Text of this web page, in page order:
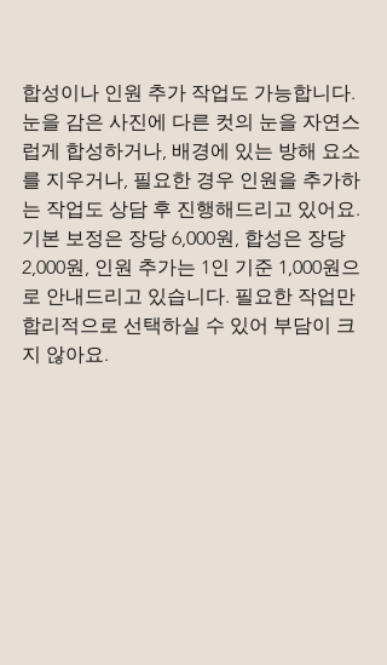
합성이나 인원 추가 작업도 가능합니다.
눈을 감은 사진에 다른 컷의 눈을 자연스
럽게 합성하거나, 배경에 있는 방해 요소
를 지우거나, 필요한 경우 인원을 추가하
는 작업도 상담 후 진행해드리고 있어요.
기본 보정은 장당 6,000원, 합성은 장당
2,000원, 인원 추가는 1인 기준 1,000원으
로 안내드리고 있습니다. 필요한 작업만
합리적으로 선택하실 수 있어 부담이 크
지 않아요.